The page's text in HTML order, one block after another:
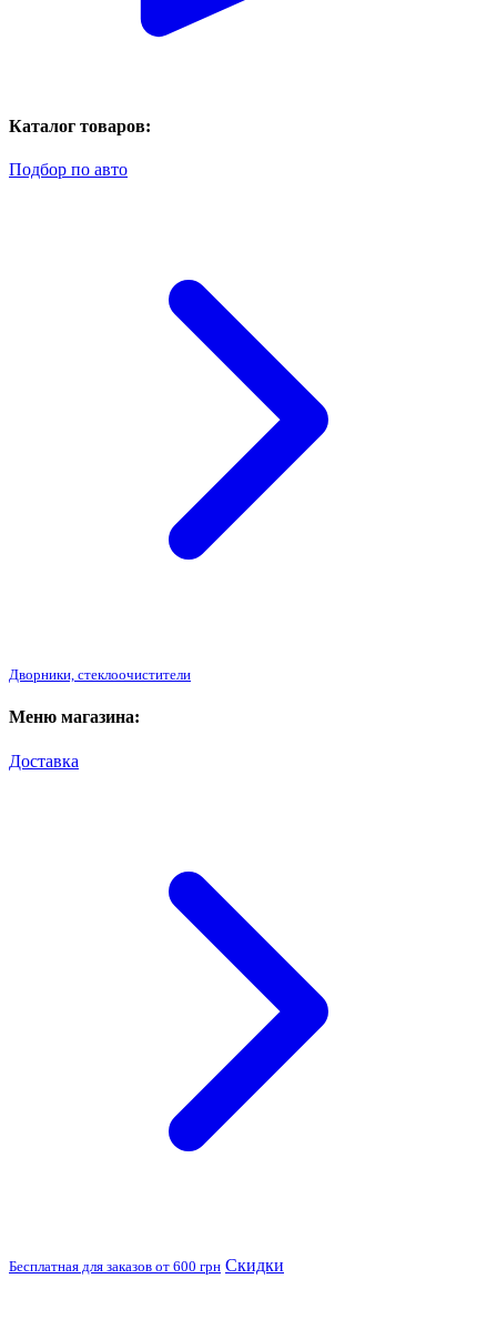
Каталог товаров:
Подбор по авто
Дворники, стеклоочистители
Меню магазина:
Доставка
Бесплатная для заказов от 600 грн Скидки